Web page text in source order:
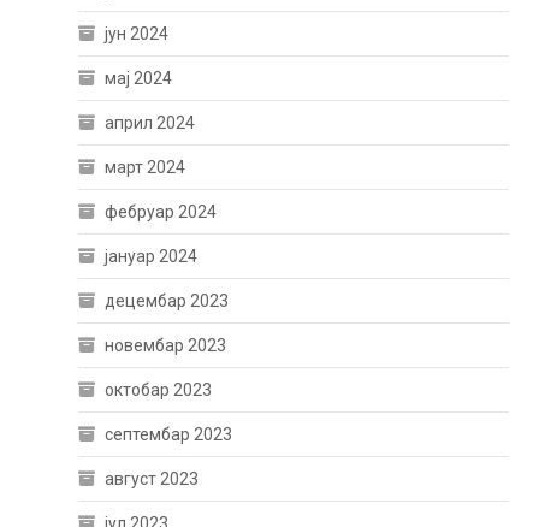
јун 2024
мај 2024
април 2024
март 2024
фебруар 2024
јануар 2024
децембар 2023
новембар 2023
октобар 2023
септембар 2023
август 2023
јул 2023